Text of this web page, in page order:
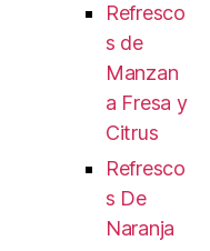
Refresco
s de
Manzan
a Fresa y
Citrus
Refresco
s De
Naranja